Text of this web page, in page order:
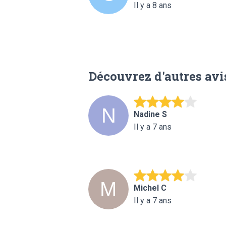
Il y a 8 ans
Découvrez d'autres
Nadine S
Il y a 7 ans
Michel C
Il y a 7 ans